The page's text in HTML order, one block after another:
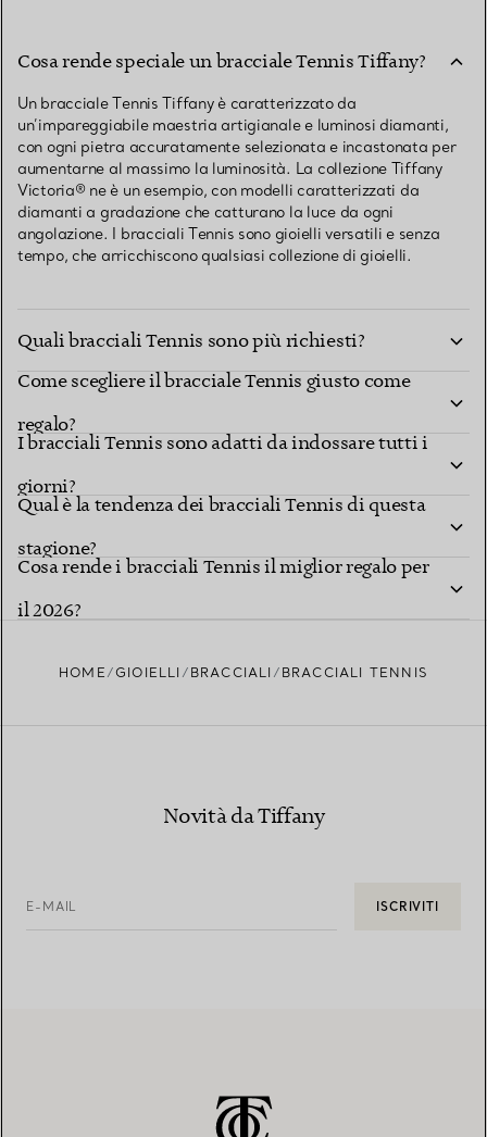
Cosa rende speciale un bracciale Tennis Tiffany?
Un bracciale Tennis Tiffany è caratterizzato da
un’impareggiabile maestria artigianale e luminosi diamanti,
con ogni pietra accuratamente selezionata e incastonata per
aumentarne al massimo la luminosità. La collezione Tiffany
Victoria® ne è un esempio, con modelli caratterizzati da
diamanti a gradazione che catturano la luce da ogni
angolazione. I bracciali Tennis sono gioielli versatili e senza
tempo, che arricchiscono qualsiasi collezione di gioielli.
Quali bracciali Tennis sono più richiesti?
Come scegliere il bracciale Tennis giusto come
regalo?
I bracciali Tennis sono adatti da indossare tutti i
giorni?
Qual è la tendenza dei bracciali Tennis di questa
stagione?
Cosa rende i bracciali Tennis il miglior regalo per
il 2026?
HOME GIOIELLI BRACCIALI BRACCIALI TENNIS
Novità da Tiffany
E-MAIL ISCRIVITI